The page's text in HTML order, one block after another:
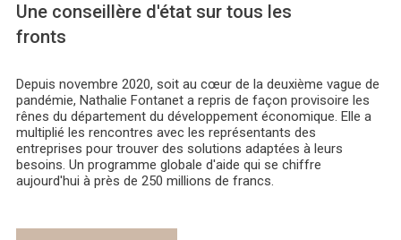
Une conseillère d'état sur tous les
fronts
Depuis novembre 2020, soit au cœur de la deuxième vague de
pandémie, Nathalie Fontanet a repris de façon provisoire les
rênes du département du développement économique. Elle a
multiplié les rencontres avec les représentants des
entreprises pour trouver des solutions adaptées à leurs
besoins. Un programme globale d'aide qui se chiffre
aujourd'hui à près de 250 millions de francs.